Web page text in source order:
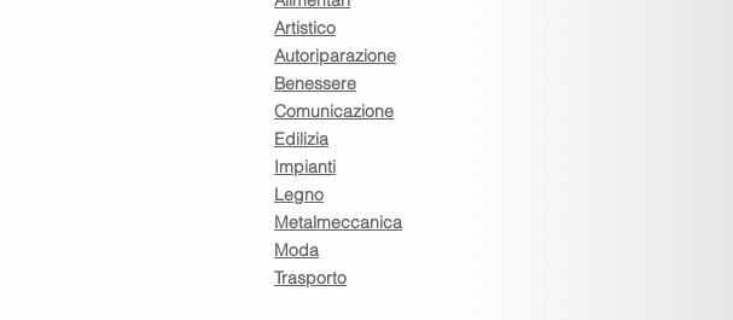
Artistico
Autoriparazione
Benessere
Comunicazione
Edilizia
Impianti
Legno
Metalmeccanica
Moda
Trasporto